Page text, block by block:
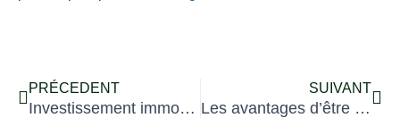
PRÉCEDENT
Investissement immobilier locatif meublé
SUIVANT
Les avantages d’être hôte Airbnb